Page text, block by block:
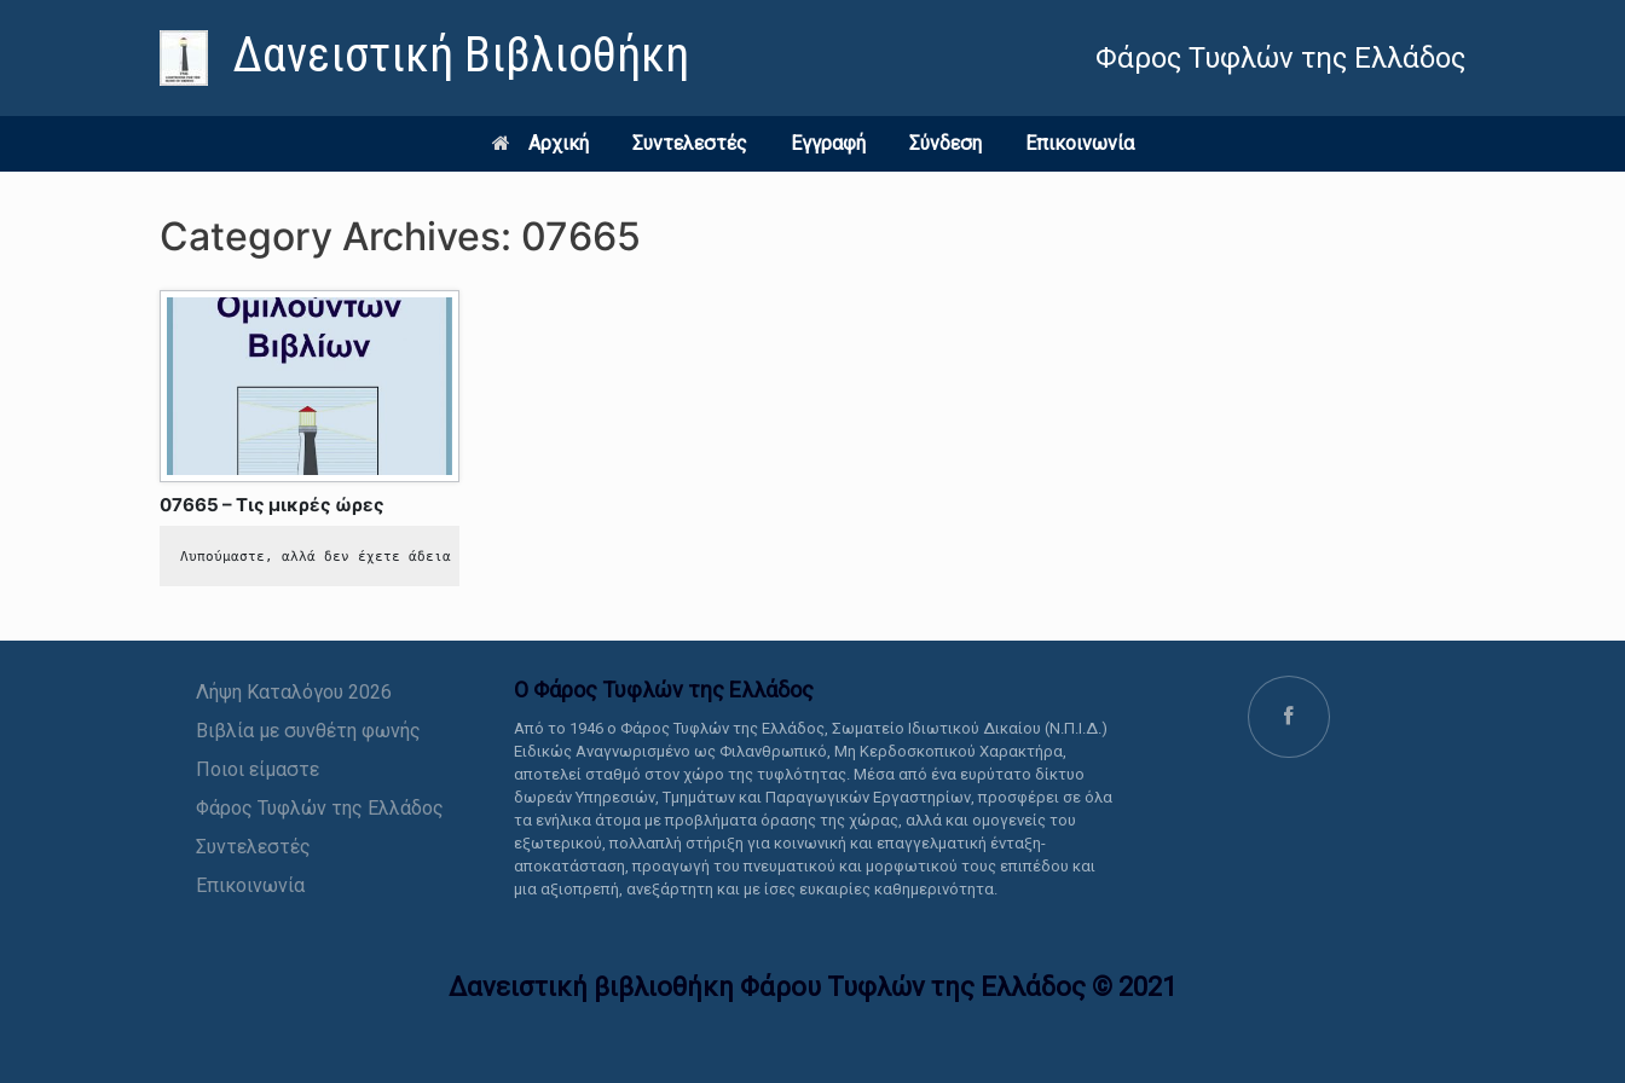
Δανειστική Βιβλιοθήκη Φάρος Τυφλών της Ελλάδος
Αρχική Συντελεστές Εγγραφή Σύνδεση Επικοινωνία
Category Archives: 07665
07665 – Τις μικρές ώρες
Λυπούμαστε, αλλά δεν έχετε άδεια να δείτε αυτό το περιεχόμενο.
Λήψη Καταλόγου 2026
Βιβλία με συνθέτη φωνής
Ποιοι είμαστε
Φάρος Τυφλών της Ελλάδος
Συντελεστές
Επικοινωνία
Ο Φάρος Τυφλών της Ελλάδoς
Από το 1946 ο Φάρος Τυφλών της Ελλάδος, Σωματείο Ιδιωτικού Δικαίου (Ν.Π.Ι.Δ.)
Ειδικώς Αναγνωρισμένο ως Φιλανθρωπικό, Μη Κερδοσκοπικού Χαρακτήρα,
αποτελεί σταθμό στον χώρο της τυφλότητας. Μέσα από ένα ευρύτατο δίκτυο
δωρεάν Υπηρεσιών, Τμημάτων και Παραγωγικών Εργαστηρίων, προσφέρει σε όλα
τα ενήλικα άτομα με προβλήματα όρασης της χώρας, αλλά και ομογενείς του
εξωτερικού, πολλαπλή στήριξη για κοινωνική και επαγγελματική ένταξη-
αποκατάσταση, προαγωγή του πνευματικού και μορφωτικού τους επιπέδου και
μια αξιοπρεπή, ανεξάρτητη και με ίσες ευκαιρίες καθημερινότητα.
Δανειστική βιβλιοθήκη Φάρου Τυφλών της Ελλάδoς © 2021